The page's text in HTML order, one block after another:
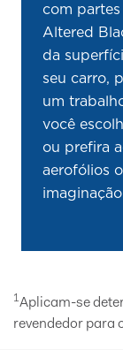
com
Altered
da
seu carro,
um
você
ou prefira
aerofólios
1Aplicam-se
revendedor para